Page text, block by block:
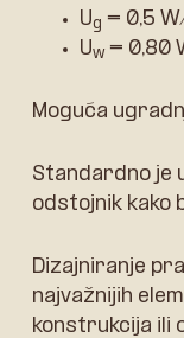
Ug = 0,5
Uw= 0,80
Moguća
Standardno je
odstojnik kako
Dizajniranje
najvažnijih
konstrukcija ili